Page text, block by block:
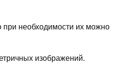
при необходимости их можно
изображений.